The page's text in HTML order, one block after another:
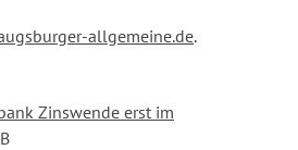
allgemeine.de.
Zinswende erst im